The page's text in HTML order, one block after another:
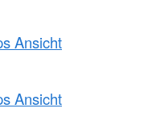
Ansicht
Ansicht